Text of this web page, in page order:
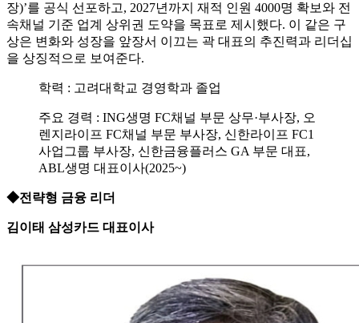
장)’를 공식 선포하고, 2027년까지 재적 인원 4000명 확보와 전
속채널 기준 업계 상위권 도약을 목표로 제시했다. 이 같은 구
상은 변화와 성장을 앞장서 이끄는 곽 대표의 추진력과 리더십
을 상징적으로 보여준다.
학력 : 고려대학교 경영학과 졸업
주요 경력 : ING생명 FC채널 부문 상무·부사장, 오
렌지라이프 FC채널 부문 부사장, 신한라이프 FC1
사업그룹 부사장, 신한금융플러스 GA 부문 대표,
ABL생명 대표이사(2025~)
◆전략형 금융 리더
김이태 삼성카드 대표이사